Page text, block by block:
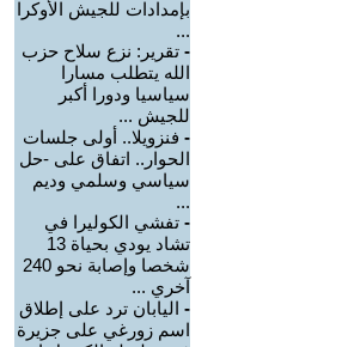
بإمدادات للجيش الأوكرا
...
- تقرير: نزع سلاح حزب
الله يتطلب مسارا
سياسيا ودورا أكبر
للجيش ...
- فنزويلا.. أولى جلسات
الحوار.. اتفاق على -حل
سياسي وسلمي وديم
...
- تفشي الكوليرا في
تشاد يودي بحياة 13
شخصا وإصابة نحو 240
آخري ...
- اليابان ترد على إطلاق
اسم زورغي على جزيرة